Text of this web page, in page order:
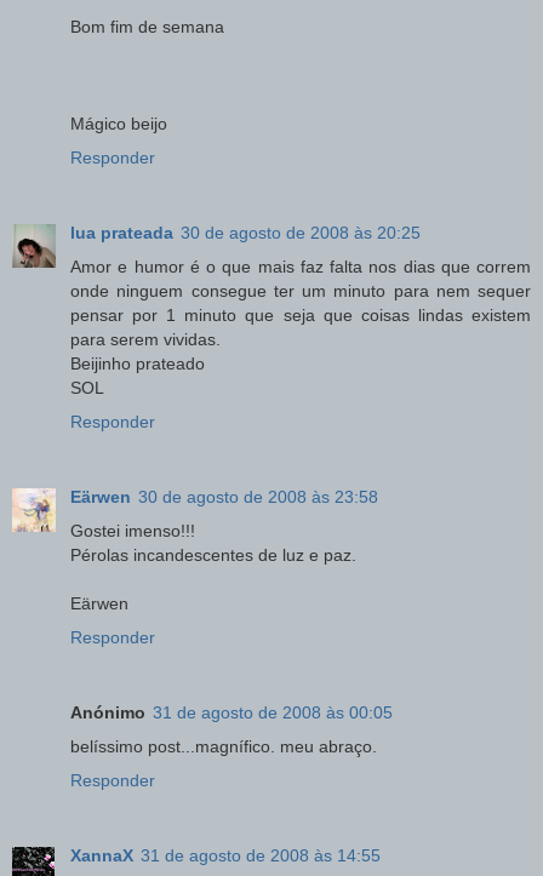
Bom fim de semana
Mágico beijo
Responder
lua prateada 30 de agosto de 2008 às 20:25
Amor e humor é o que mais faz falta nos dias que correm
onde ninguem consegue ter um minuto para nem sequer
pensar por 1 minuto que seja que coisas lindas existem
para serem vividas.
Beijinho prateado
SOL
Responder
Eärwen 30 de agosto de 2008 às 23:58
Gostei imenso!!!
Pérolas incandescentes de luz e paz.
Eärwen
Responder
Anónimo 31 de agosto de 2008 às 00:05
belíssimo post...magnífico. meu abraço.
Responder
XannaX 31 de agosto de 2008 às 14:55